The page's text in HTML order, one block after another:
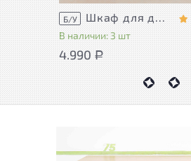
Б/У Шкаф для документов Металл
В наличии: 3 шт
4.990 Р